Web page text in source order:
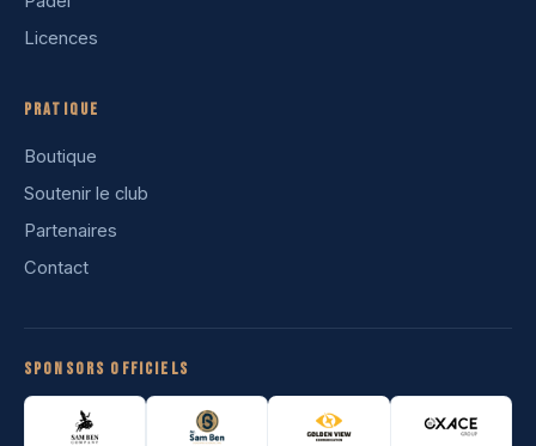
Licences
Pratique
Boutique
Soutenir le club
Partenaires
Contact
Sponsors officiels